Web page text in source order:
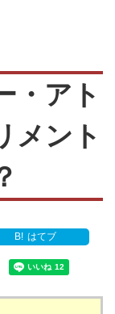
・アト
メント
B! はてブ